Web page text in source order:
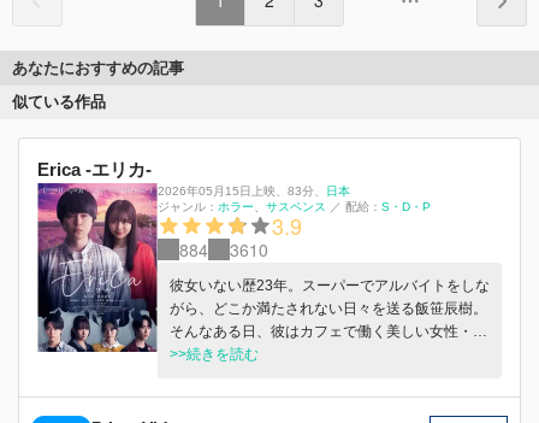
あなたにおすすめの記事
似ている作品
Erica -エリカ-
2026年05月15日上映 83分
日本
ジャンル： ホラー サスペンス ／ 配給： S・D・P
3.9
884 3610
彼女いない歴23年。スーパーでアルバイトをしな
がら、どこか満たされない日々を送る飯笹辰樹。
そんなある日、彼はカフェで働く美しい女性・溝
川エリカと出会う。一目で心を奪われた辰樹は、
交わすようになっていく。 やがて距離を縮めて
>>続きを読む